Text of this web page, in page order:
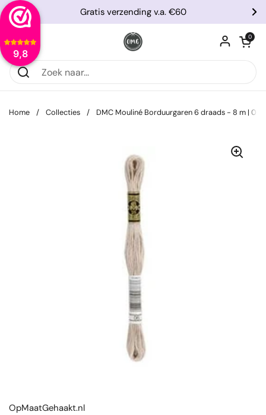
9,8
Ga naar content
Vorige
Gratis verzending v.a. €60
Menu openen
0
Home / Collecties / DMC Mouliné Borduurgaren 6 draads - 8 m | 06
OpMaatGehaakt.nl